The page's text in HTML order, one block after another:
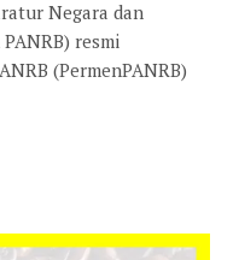
Negara dan
resmi
(PermenPANRB)